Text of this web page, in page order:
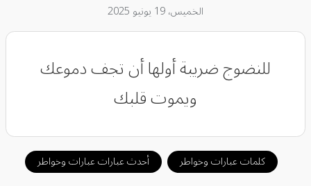
الخميس، 19 يونيو 2025
‏للنضوج ضريبة أولها أن تجف دموعك
ويموت قلبك
كلمات عبارات وخواطر أحدث عبارات عبارات وخواطر